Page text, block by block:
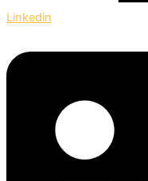
Linkedin